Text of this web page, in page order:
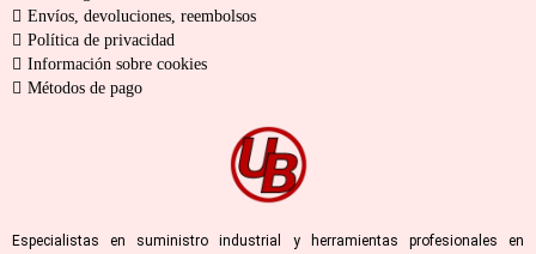
Envíos, devoluciones, reembolsos
Política de privacidad
Información sobre cookies
Métodos de pago
Especialistas en suministro industrial y herramientas profesionales en